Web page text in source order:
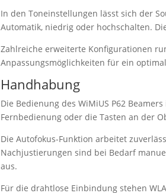
In den Toneinstellungen lässt sich der
Automatik, niedrig oder hochschalten.
Zahlreiche erweiterte Konfigurationen
Anpassungsmöglichkeiten für ein
Handhabung
Die Bedienung des WiMiUS P62
Fernbedienung oder die Tasten an der
Die Autofokus-Funktion arbeitet
Nachjustierungen sind bei Bedarf
aus.
Für die drahtlose Einbindung stehen